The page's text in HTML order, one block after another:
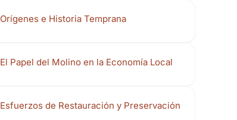
Orígenes e Historia Temprana
El Papel del Molino en la Economía Local
Esfuerzos de Restauración y Preservación